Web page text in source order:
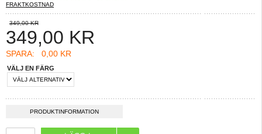
FRAKTKOSTNAD
349,00 KR
349,00 KR
SPARA: 0,00 KR
VÄLJ EN FÄRG
PRODUKTINFORMATION